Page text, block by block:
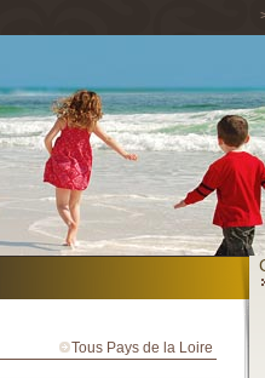
Tous Pays de la Loire